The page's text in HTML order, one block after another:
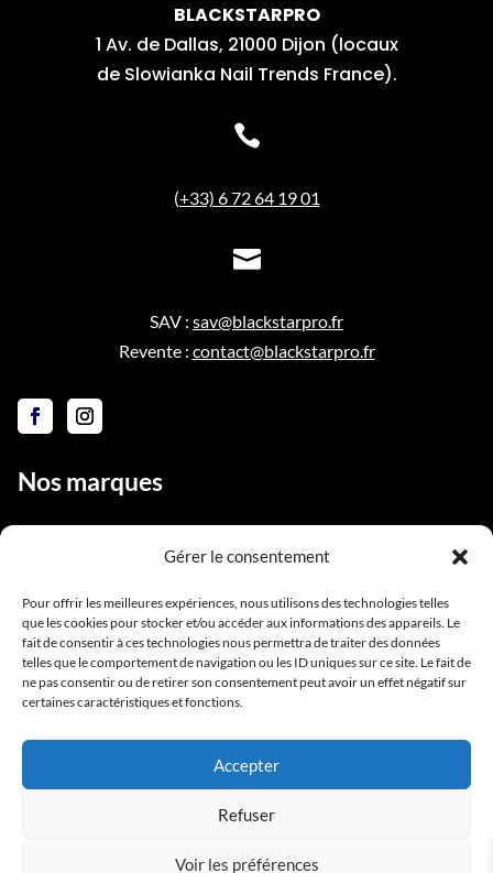
Gérer le consentement
Pour offrir les meilleures expériences, nous utilisons des technologies telles
que les cookies pour stocker et/ou accéder aux informations des appareils. Le
fait de consentir à ces technologies nous permettra de traiter des données
telles que le comportement de navigation ou les ID uniques sur ce site. Le fait de
ne pas consentir ou de retirer son consentement peut avoir un effet négatif sur
certaines caractéristiques et fonctions.
Accepter
Refuser
Voir les préférences
BLACKSTARPRO
1 Av. de Dallas, 21000 Dijon (locaux
de Slowianka Nail Trends France).

(+33) 6 72 64 19 01

SAV : sav@blackstarpro.fr
Revente : contact@blackstarpro.fr
Nos marques
Notre équipe
Contact
Conditions générales de vente